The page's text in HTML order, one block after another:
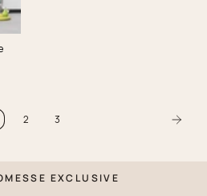
2 3
EXCLUSIVE